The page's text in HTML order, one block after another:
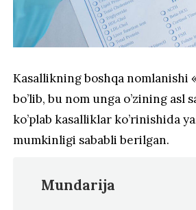
Kasallikning boshqa nomlanishi
bo’lib, bu nom unga o’zining asl
ko’plab kasalliklar ko’rinishida
mumkinligi sababli berilgan.
Mundarija